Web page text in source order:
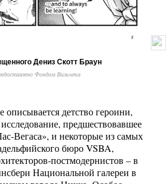
Дениз Скотт Браун
Фондом Вильчека
детство героини,
предшествовавшее
Вегаса», и некоторые из самых
бюро VSBA,
постмодернистов – в
Национальной галереи в